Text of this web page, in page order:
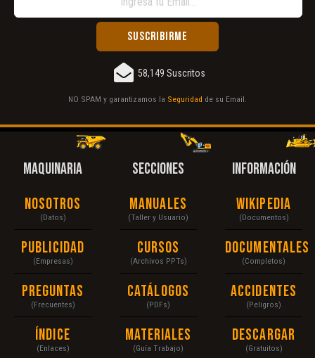
58,149 Suscritos
NO SPAM y garantizamos la Seguridad de su Email.
MAQUINARIA
Nosotros
(Datos)
Publicidad
(Empresas)
Preguntas
(Frecuentes)
Índice
(Enlaces)
SECCIONES
Manuales
(Taller y Usuario)
Cursos
(Archivos PPTs)
Catálogos
(PDFs)
Materiales
(Guía Trabajo)
INFORMACIÓN
Wikipedia
(Documentos)
Documentales
(Completos)
Accidentes
(Peligros)
Descargar
(Gratuitos)